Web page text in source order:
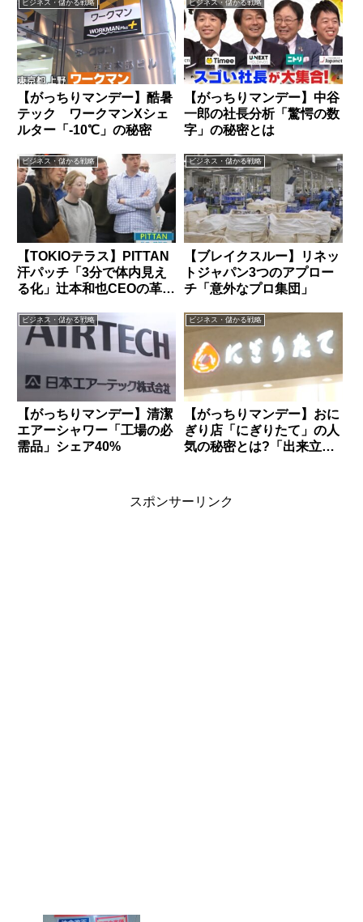
ビジネス・儲かる戦略
【がっちりマンデー】酷暑
テック ワークマンXシェ
ルター「-10℃」の秘密
ビジネス・儲かる戦略
【がっちりマンデー】中谷
一郎の社長分析「驚愕の数
字」の秘密とは
ビジネス・儲かる戦略
【TOKIOテラス】PITTAN
汗パッチ「3分で体内見え
る化」辻本和也CEOの革新
ビジネス・儲かる戦略
【ブレイクスルー】リネッ
トジャパン3つのアプロー
チ「意外なプロ集団」
ビジネス・儲かる戦略
【がっちりマンデー】清潔
エアーシャワー「工場の必
需品」シェア40%
ビジネス・儲かる戦略
【がっちりマンデー】おに
ぎり店「にぎりたて」の人
気の秘密とは?「出来立て
スポンサーリンク